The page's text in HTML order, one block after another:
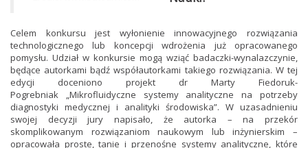
Celem konkursu jest wyłonienie innowacyjnego rozwiązania
technologicznego lub koncepcji wdrożenia już opracowanego
pomysłu. Udział w konkursie mogą wziąć badaczki-wynalazczynie,
będące autorkami bądź współautorkami takiego rozwiązania. W tej
edycji doceniono projekt dr Marty Fiedoruk-
Pogrebniak „Mikrofluidyczne systemy analityczne na potrzeby
diagnostyki medycznej i analityki środowiska”. W uzasadnieniu
swojej decyzji jury napisało, że autorka – na przekór
skomplikowanym rozwiązaniom naukowym lub inżynierskim –
opracowała proste, tanie i przenośne systemy analityczne, które